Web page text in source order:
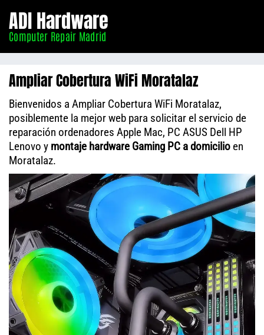
Madrid
ADI Hardware
Computer Repair Madrid
Ampliar Cobertura WiFi Moratalaz
Bienvenidos a Ampliar Cobertura WiFi Moratalaz,
posiblemente la mejor web para solicitar el servicio de
reparación ordenadores Apple Mac, PC ASUS Dell HP
Lenovo y montaje hardware Gaming PC a domicilio en
Moratalaz.